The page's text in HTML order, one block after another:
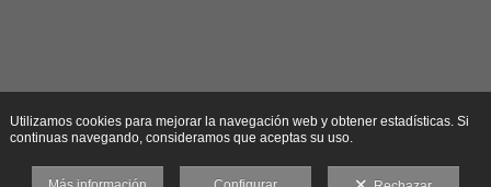
Utilizamos cookies para mejorar la navegación web y obtener estadísticas. Si
continuas navegando, consideramos que aceptas su uso.